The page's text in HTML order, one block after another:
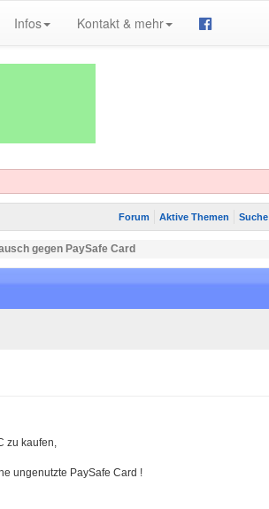
Infos Kontakt & mehr
Forum Aktive Themen Suche
gegen PaySafe Card
zu kaufen,
ungenutzte PaySafe Card !